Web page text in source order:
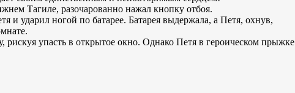
Тагиле, разочарованно нажал кнопку отбоя.
и ударил ногой по батарее. Батарея выдержала, а Петя, охнув,
рискуя упасть в открытое окно. Однако Петя в героическом прыжке